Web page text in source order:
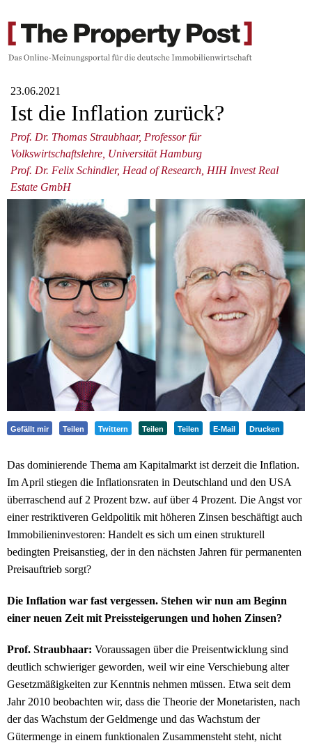
23.06.2021
Ist die Inflation zurück?
Prof. Dr. Thomas Straubhaar, Professor für
Volkswirtschaftslehre, Universität Hamburg
Prof. Dr. Felix Schindler, Head of Research, HIH Invest Real
Estate GmbH
Gefällt mir Teilen Twittern Teilen Teilen E-Mail Drucken
Das dominierende Thema am Kapitalmarkt ist derzeit die Inflation.
Im April stiegen die Inflationsraten in Deutschland und den USA
überraschend auf 2 Prozent bzw. auf über 4 Prozent. Die Angst vor
einer restriktiveren Geldpolitik mit höheren Zinsen beschäftigt auch
Immobilieninvestoren: Handelt es sich um einen strukturell
bedingten Preisanstieg, der in den nächsten Jahren für permanenten
Preisauftrieb sorgt?
Die Inflation war fast vergessen. Stehen wir nun am Beginn
einer neuen Zeit mit Preissteigerungen und hohen Zinsen?
Prof. Straubhaar: Voraussagen über die Preisentwicklung sind
deutlich schwieriger geworden, weil wir eine Verschiebung alter
Gesetzmäßigkeiten zur Kenntnis nehmen müssen. Etwa seit dem
Jahr 2010 beobachten wir, dass die Theorie der Monetaristen, nach
der das Wachstum der Geldmenge und das Wachstum der
Gütermenge in einem funktionalen Zusammensteht steht, nicht